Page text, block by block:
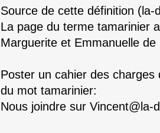
Source de cette définition (la-
La page du terme tamarinier
Marguerite et Emmanuelle de
Poster un cahier des
du mot tamarinier:
Nous joindre sur Vincent@la-